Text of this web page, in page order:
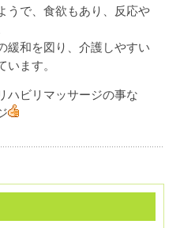
うで、食欲もあり、反応や
緩和を図り、介護しやすい
います。
ハビリマッサージの事な